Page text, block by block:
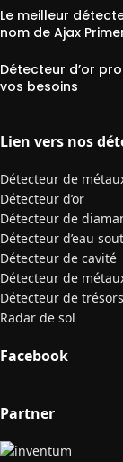
Le meilleur
nom de Ajax
Détecteur d’or
vos besoins
Lien vers nos
Détecteur de
Détecteur d’or
Détecteur de
Détecteur d’eau
Détecteur de cavité
Détecteur de
Détecteur de trésors
Radar de sol
Facebook
Partner